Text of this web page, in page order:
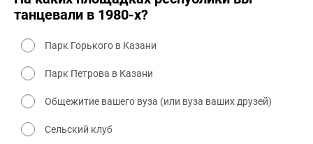
танцевали в 1980-х?
Парк Горького в Казани
Парк Петрова в Казани
Общежитие вашего вуза (или вуза ваших друзей)
Сельский клуб